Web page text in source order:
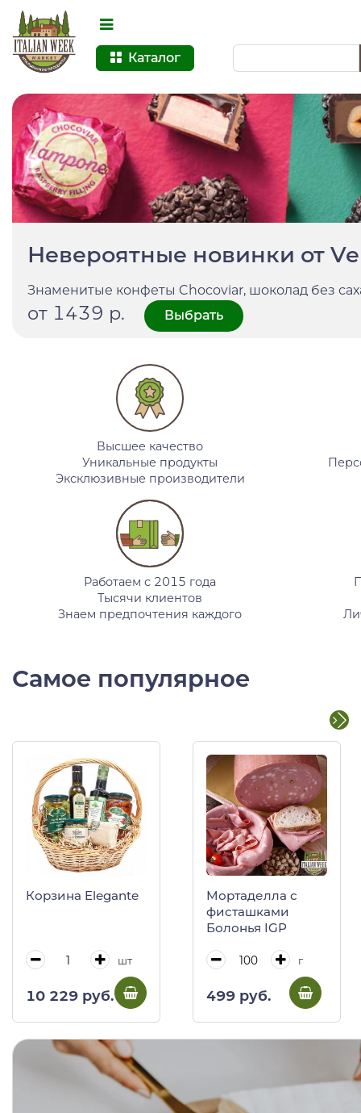
Каталог
Невероятные новинки от
Знаменитые конфеты Chocoviar, шоколад без
от 1439 р. Выбрать
Высшее качество
Уникальные продукты
Эксклюзивные производители
Работаемс 2015 года
Тысячи клиентов
Знаем предпочтения каждого
Самое популярное
Корзина Elegante
шт
10 229 руб.
Мортаделла с
фисташками
Болонья IGP
г
499 руб.